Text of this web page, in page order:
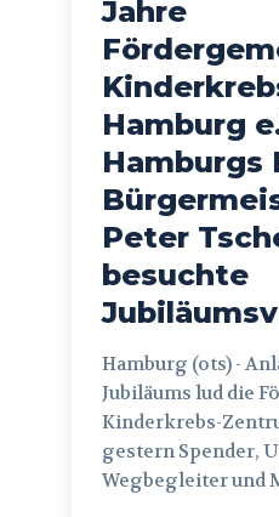
Jahre
Hamburg
Hamburgs
Peter
besuchte
Hamburg (ots) - Anlässlich ihres 50.
Jubiläums lud die
Kinderkrebs-
gestern Spender,
Wegbegleiter und